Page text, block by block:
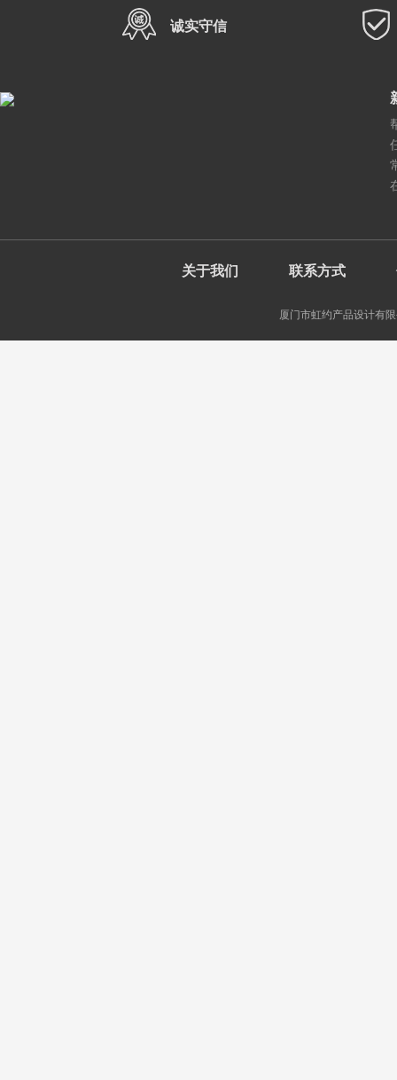
诚实守信
关于我们 联系方式
厦门市虹约产品设计有